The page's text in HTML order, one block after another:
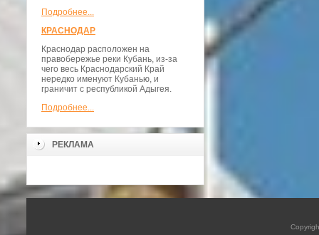
Подробнее...
КРАСНОДАР
Краснодар расположен на
правобережье реки Кубань, из-за
чего весь Краснодарский Край
нередко именуют Кубанью, и
граничит с республикой Адыгея.
Подробнее...
РЕКЛАМА